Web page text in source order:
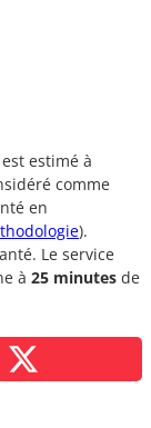
est estimé à
comme
en
).
Le service
à 25 minutes de